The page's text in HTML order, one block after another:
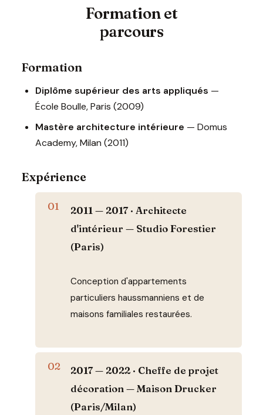
Formation et
parcours
Formation
Diplôme supérieur des arts appliqués —
École Boulle, Paris (2009)
Mastère architecture intérieure — Domus
Academy, Milan (2011)
Expérience
2011 — 2017 · Architecte
d'intérieur — Studio Forestier
(Paris)
Conception d'appartements
particuliers haussmanniens et de
maisons familiales restaurées.
2017 — 2022 · Cheffe de projet
décoration — Maison Drucker
(Paris/Milan)